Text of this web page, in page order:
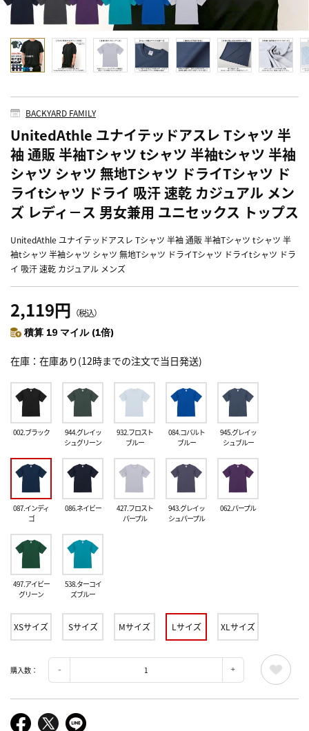
BACKYARD FAMILY
UnitedAthle ユナイテッドアスレ Tシャツ 半
袖 通販 半袖Tシャツ tシャツ 半袖tシャツ 半袖
シャツ シャツ 無地Tシャツ ドライTシャツ ド
ライtシャツ ドライ 吸汗 速乾 カジュアル メン
ズ レディ－ス 男女兼用 ユニセックス トップス
UnitedAthle ユナイテッドアスレ Tシャツ 半袖 通販 半袖Tシャツ tシャツ 半
袖tシャツ 半袖シャツ シャツ 無地Tシャツ ドライTシャツ ドライtシャツ ドラ
イ 吸汗 速乾 カジュアル メンズ
2,119円 （税込）
積算 19 マイル (1倍)
在庫 在庫あり(12時までの注文で当日発送)
002.ブラック
944.グレイッ
シュグリーン
932.フロスト
ブルー
084.コバルト
ブルー
945.グレイッ
シュブルー
087.インディ
ゴ
086.ネイビー
427.フロスト
パープル
943.グレイッ
シュパープル
062.パープル
497.アイビー
グリーン
538.ターコイ
ズブルー
XSサイズ Sサイズ Mサイズ Lサイズ XLサイズ
購入数：